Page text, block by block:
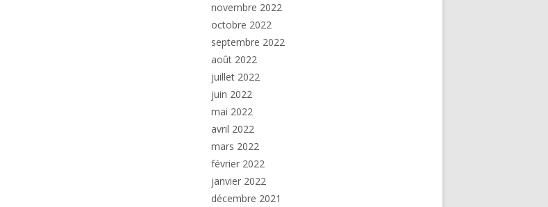
novembre 2022
octobre 2022
septembre 2022
août 2022
juillet 2022
juin 2022
mai 2022
avril 2022
mars 2022
février 2022
janvier 2022
décembre 2021